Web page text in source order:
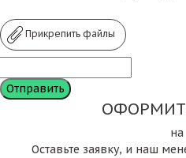
Прикрепить файлы
на
Оставьте заявку, и наш